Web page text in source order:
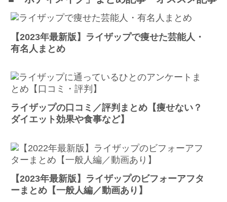
【2023年最新版】ライザップで痩せた芸能人・
有名人まとめ
ライザップの口コミ／評判まとめ【痩せない？
ダイエット効果や食事など】
【2023年最新版】ライザップのビフォーアフタ
ーまとめ【一般人編／動画あり】